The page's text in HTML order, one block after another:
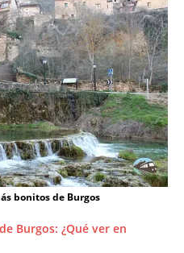
bonitos de Burgos
Burgos: ¿Qué ver en